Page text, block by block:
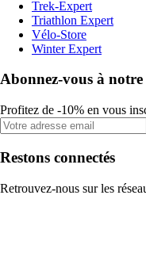
Trek-Expert
Triathlon Expert
Vélo-Store
Winter Expert
Abonnez-vous à notre
Profitez de -10% en vous
Restons connectés
Retrouvez-nous sur les